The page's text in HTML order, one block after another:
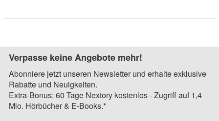
Verpasse keine Angebote mehr!
Abonniere jetzt unseren Newsletter und erhalte exklusive
Rabatte und Neuigkeiten.
Extra-Bonus: 60 Tage Nextory kostenlos - Zugriff auf 1,4
Mio. Hörbücher & E-Books.*